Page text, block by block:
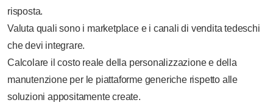
risposta.
Valuta quali sono i marketplace e i canali di vendita tedeschi
che devi integrare.
Calcolare il costo reale della personalizzazione e della
manutenzione per le piattaforme generiche rispetto alle
soluzioni appositamente create.